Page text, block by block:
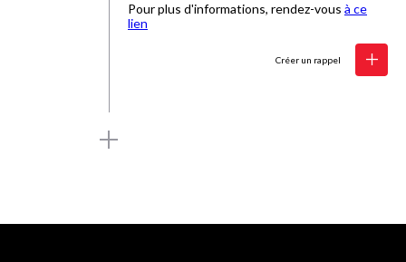
Pour plus d'informations, rendez-vous à ce
lien
Créer un rappel